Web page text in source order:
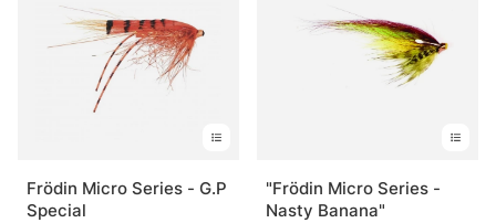
Frödin Micro Series - G.P
Special
"Frödin Micro Series -
Nasty Banana"